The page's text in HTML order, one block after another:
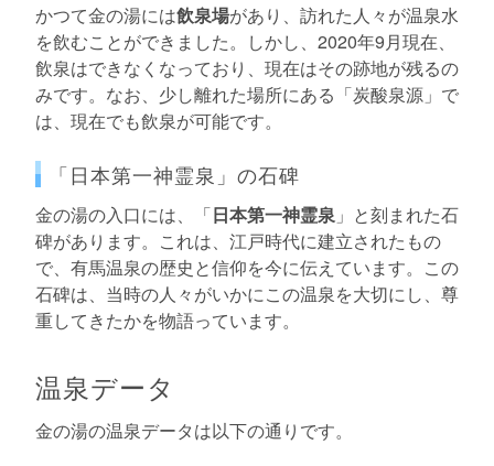
かつて金の湯には飲泉場があり、訪れた人々が温泉水
を飲むことができました。しかし、2020年9月現在、
飲泉はできなくなっており、現在はその跡地が残るの
みです。なお、少し離れた場所にある「炭酸泉源」で
は、現在でも飲泉が可能です。
「日本第一神霊泉」の石碑
金の湯の入口には、「日本第一神霊泉 」と刻まれた石
碑があります。これは、江戸時代に建立されたもの
で、有馬温泉の歴史と信仰を今に伝えています。この
石碑は、当時の人々がいかにこの温泉を大切にし、尊
重してきたかを物語っています。
温泉データ
金の湯の温泉データは以下の通りです。